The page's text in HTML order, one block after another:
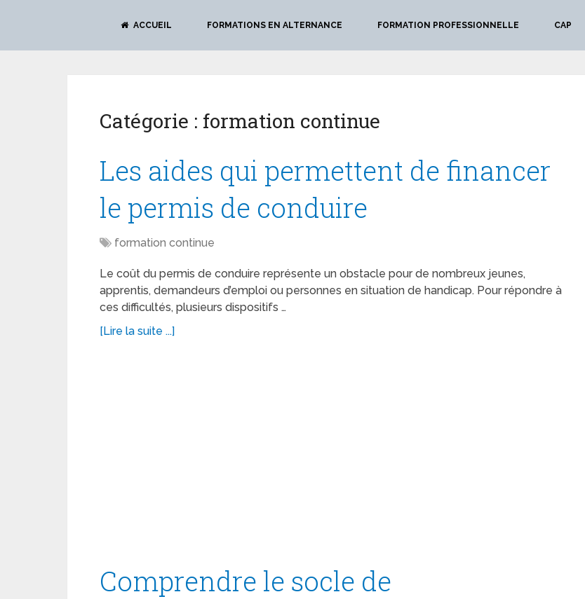
ACCUEIL FORMATIONS EN ALTERNANCE FORMATION PROFESSIONNELLE CAP
Catégorie : formation continue
Les aides qui permettent de financer
le permis de conduire
formation continue
Le coût du permis de conduire représente un obstacle pour de nombreux jeunes,
apprentis, demandeurs d’emploi ou personnes en situation de handicap. Pour répondre à
ces difficultés, plusieurs dispositifs …
[Lire la suite ...]
Comprendre le socle de